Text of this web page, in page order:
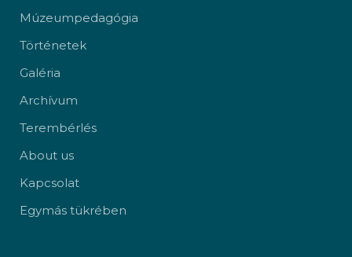
Múzeumpedagógia
Történetek
Galéria
Archívum
Terembérlés
About us
Kapcsolat
Egymás tükrében